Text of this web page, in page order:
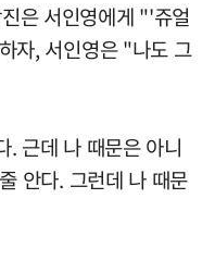
은 서인영에게 "'쥬얼
자, 서인영은 "나도 그
. 근데 나 때문은 아니
안다. 그런데 나 때문